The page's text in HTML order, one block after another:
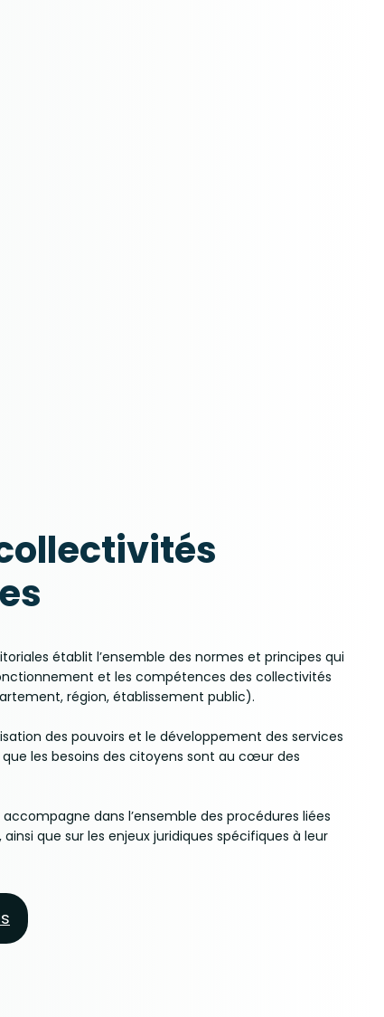
établit l’ensemble des normes et principes qui
et les compétences des collectivités
région, établissement public).
des pouvoirs et le développement des services
que les besoins des citoyens sont au cœur des
accompagne dans l’ensemble des procédures liées
que sur les enjeux juridiques spécifiques à leur